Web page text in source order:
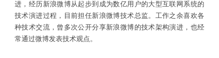
进，经历新浪微博从起步到成为数亿用户的大型互联网系统的
技术演进过程，目前担任新浪微博技术总监。工作之余喜欢各
种技术交流，曾多次公开分享新浪微博的技术架构演进，也经
常通过微博发表技术观点。